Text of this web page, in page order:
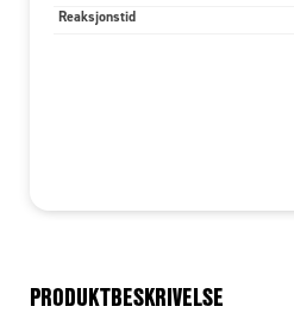
Reaksjonstid
PRODUKTBESKRIVELSE